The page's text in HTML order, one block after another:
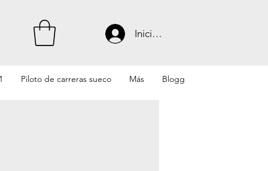
Iniciar sesión
Piloto de carreras sueco Más Blogg